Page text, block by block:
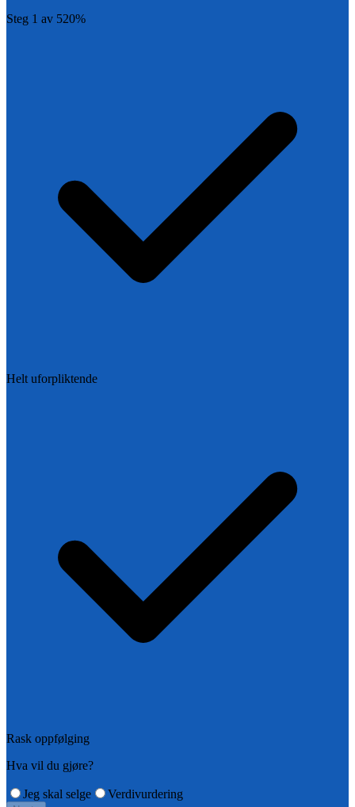
Steg 1 av 520%
Helt uforpliktende
Rask oppfølging
Hva vil du gjøre?
Jeg skal selge Verdivurdering